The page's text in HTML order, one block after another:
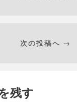
次の投稿へ →
残す